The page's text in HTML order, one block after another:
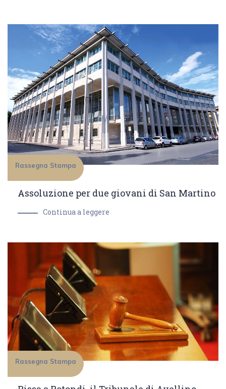
Rassegna Stampa
Assoluzione per due giovani di San Martino
Continua a leggere
Rassegna Stampa